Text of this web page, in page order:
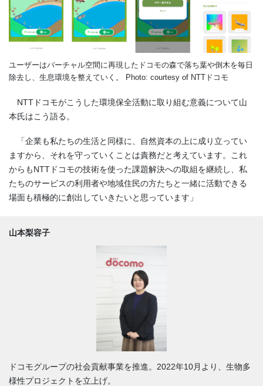
ユーザーはバーチャル空間に再現したドコモの森で落ち葉や倒木を毎日
除去し、生息環境を整えていく。 Photo: courtesy of NTTドコモ
NTTドコモがこうした環境保全活動に取り組む意義について山
本氏はこう語る。
「企業も私たちの生活と同様に、自然資本の上に成り立ってい
ますから、それを守っていくことは責務だと考えています。これ
からもNTTドコモの技術を使った課題解決への取組を継続し、私
たちのサービスの利用者や地域住民の方たちと一緒に活動できる
場面も積極的に創出していきたいと思っています」
山本梨容子
ドコモグループの社会貢献事業を推進。2022年10月より、生物多
様性プロジェクトを立上げ。